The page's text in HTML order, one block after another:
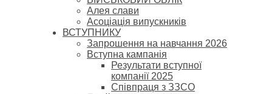
Алея слави
Асоціація випускників
ВСТУПНИКУ
Запрошення на навчання 2026
Вступна кампанія
Результати вступної
компанії 2025
Співпраця з ЗЗСО